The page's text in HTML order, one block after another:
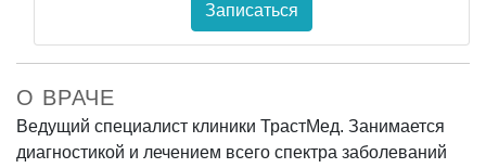
Записаться
О ВРАЧЕ
Ведущий специалист клиники ТрастМед. Занимается
диагностикой и лечением всего спектра заболеваний